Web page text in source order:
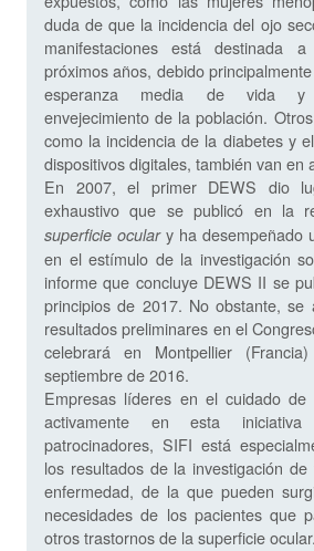
duda de que la incidencia del ojo
manifestaciones está destinada
próximos años, debido
esperanza media de vida y
envejecimiento de la población.
como la incidencia de la diabetes y
dispositivos digitales, también van en
En 2007, el primer DEWS dio
exhaustivo que se publicó en la
superficie ocular y ha desempeñado
en el estímulo de la investigación
informe que concluye DEWS II se
principios de 2017. No obstante, se
resultados preliminares en el
celebrará en Montpellier
septiembre de 2016.
Empresas líderes en el cuidado de
activamente en esta
patrocinadores, SIFI está
los resultados de la investigación
enfermedad, de la que pueden
necesidades de los pacientes que
otros trastornos de la superficie ocular.